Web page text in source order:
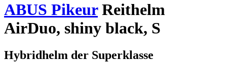
ABUS PikeurReithelm
AirDuo, shiny black, S
Hybridhelm der Superklasse